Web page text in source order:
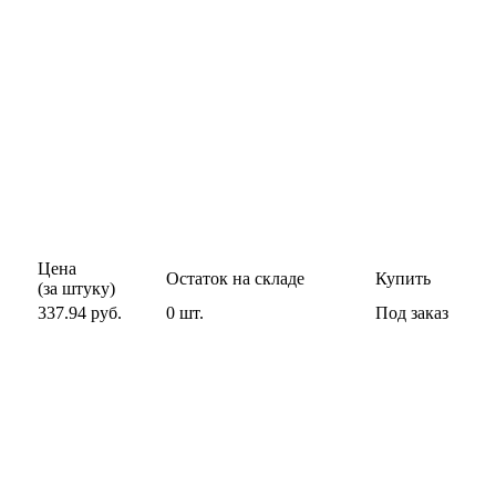
Цена
(за штуку)
Остаток на складе
Купить
337.94 руб.
0 шт. Под заказ